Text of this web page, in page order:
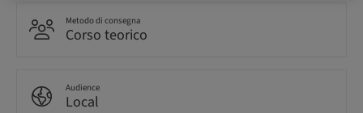
Metodo di consegna
Corso teorico
Audience
Local